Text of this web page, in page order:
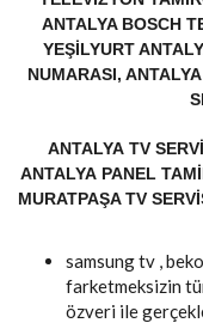
ANTALYA BOSCH
YEŞILYURT
NUMARASI,
ANTALYA TV
ANTALYA PANEL
MURATPAŞA TV
samsung tv ,
farketmeksizin
özveri ile